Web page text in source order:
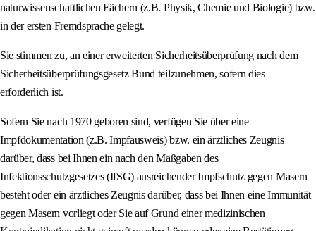
naturwissenschaftlichen Fächern (z.B. Physik, Chemie und Biologie) bzw.
in der ersten Fremdsprache gelegt.
Sie stimmen zu, an einer erweiterten Sicherheitsüberprüfung nach dem
Sicherheitsüberprüfungsgesetz Bund teilzunehmen, sofern dies
erforderlich ist.
Sofern Sie nach 1970 geboren sind, verfügen Sie über eine
Impfdokumentation (z.B. Impfausweis) bzw. ein ärztliches Zeugnis
darüber, dass bei Ihnen ein nach den Maßgaben des
Infektionsschutzgesetzes (IfSG) ausreichender Impfschutz gegen Masern
besteht oder ein ärztliches Zeugnis darüber, dass bei Ihnen eine Immunität
gegen Masern vorliegt oder Sie auf Grund einer medizinischen